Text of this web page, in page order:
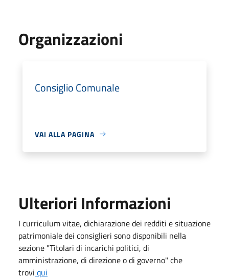
Organizzazioni
Consiglio Comunale
VAI ALLA PAGINA
Ulteriori Informazioni
I curriculum vitae, dichiarazione dei redditi e situazione
patrimoniale dei consiglieri sono disponibili nella
sezione "Titolari di incarichi politici, di
amministrazione, di direzione o di governo" che
trovi qui